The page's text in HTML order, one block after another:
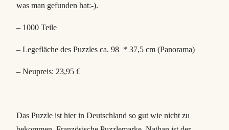
i
s
A
was man gefunden hat:-).
– 1000 Teile
– Legefläche des Puzzles ca. 98 * 37,5 cm (Panorama)
– Neupreis: 23,95 €
Das Puzzle ist hier in Deutschland so gut wie nicht zu